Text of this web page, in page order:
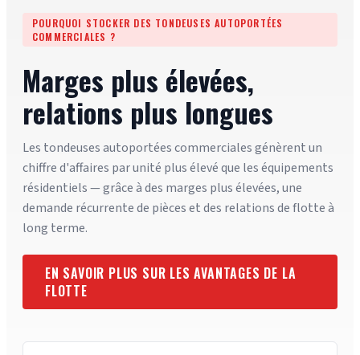
POURQUOI STOCKER DES TONDEUSES AUTOPORTÉES
COMMERCIALES ?
Marges plus élevées,
relations plus longues
Les tondeuses autoportées commerciales génèrent un
chiffre d'affaires par unité plus élevé que les équipements
résidentiels — grâce à des marges plus élevées, une
demande récurrente de pièces et des relations de flotte à
long terme.
EN SAVOIR PLUS SUR LES AVANTAGES DE LA
FLOTTE